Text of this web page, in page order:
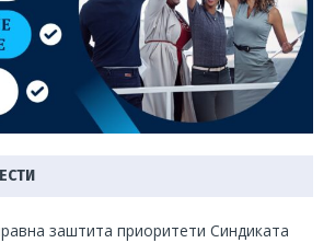
заштита приоритети Синдиката